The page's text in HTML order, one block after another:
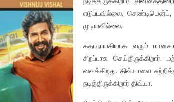
எடுபடவில்லை.
முடியவில்லை.
கதாநாயகியாக வரும்
சிறப்பாக
வைக்கிறது. திவ்யாவை
நடித்திருக்கிறார் திவ்யா.